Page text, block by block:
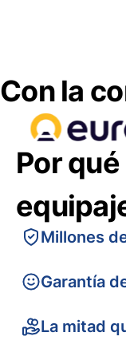
Con la
Por
Millones
Garantía
La mitad